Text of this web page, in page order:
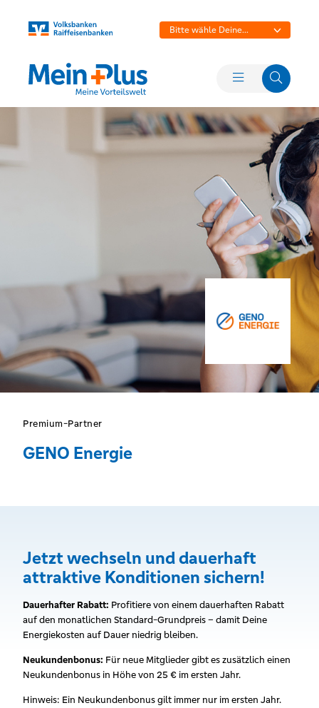
Bitte wähle Deine
Premium-Partner
GENO Energie
Jetzt wechseln und dauerhaft
attraktive Konditionen sichern!
Dauerhafter Rabatt: Profitiere von einem dauerhaften Rabatt
auf den monatlichen Standard-Grundpreis – damit Deine
Energiekosten auf Dauer niedrig bleiben.
Neukundenbonus: Für neue Mitglieder gibt es zusätzlich einen
Neukundenbonus in Höhe von 25 € im ersten Jahr.
Hinweis: Ein Neukundenbonus gilt immer nur im ersten Jahr.